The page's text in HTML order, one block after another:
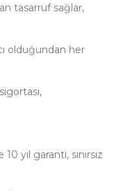
tasarruf sağlar,
olduğundan her
10 yıl garanti, sınırsız